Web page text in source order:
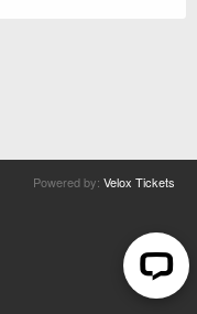
Powered by: Velox Tickets